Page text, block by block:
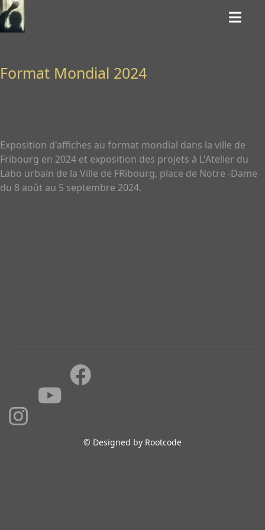
Format Mondial 2024
Exposition d'affiches au format mondial dans la ville de
Fribourg en 2024 et exposition des projets à L'Atelier du
Labo urbain de la Ville de FRibourg, place de Notre -Dame
du 8 août au 5 septembre 2024.
© Designed by Rootcode